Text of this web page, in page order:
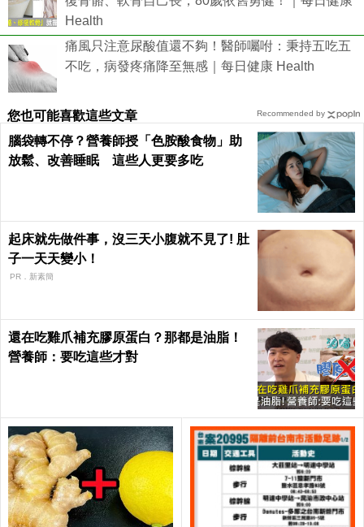
Health
痛風只注意尿酸值還不夠！醫師囑咐：秉持五吃五
不吃，病發疼痛降至無感｜每日健康 Health
您也可能喜歡這些文章
腦袋轉不停？營養師授「色胺酸食物」助
放鬆、改善睡眠 這些人更要多吃
起床就先做件事，沒三天小腹就不見了! 肚
子一天天變小！
PR．新素簡
還在吃雞爪補充膠原蛋白？那都是油脂！
營養師：要吃這些才對
Recommended by